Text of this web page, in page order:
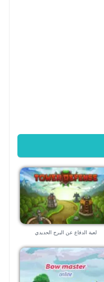
لعبة الدفاع عن البرج الحديدي